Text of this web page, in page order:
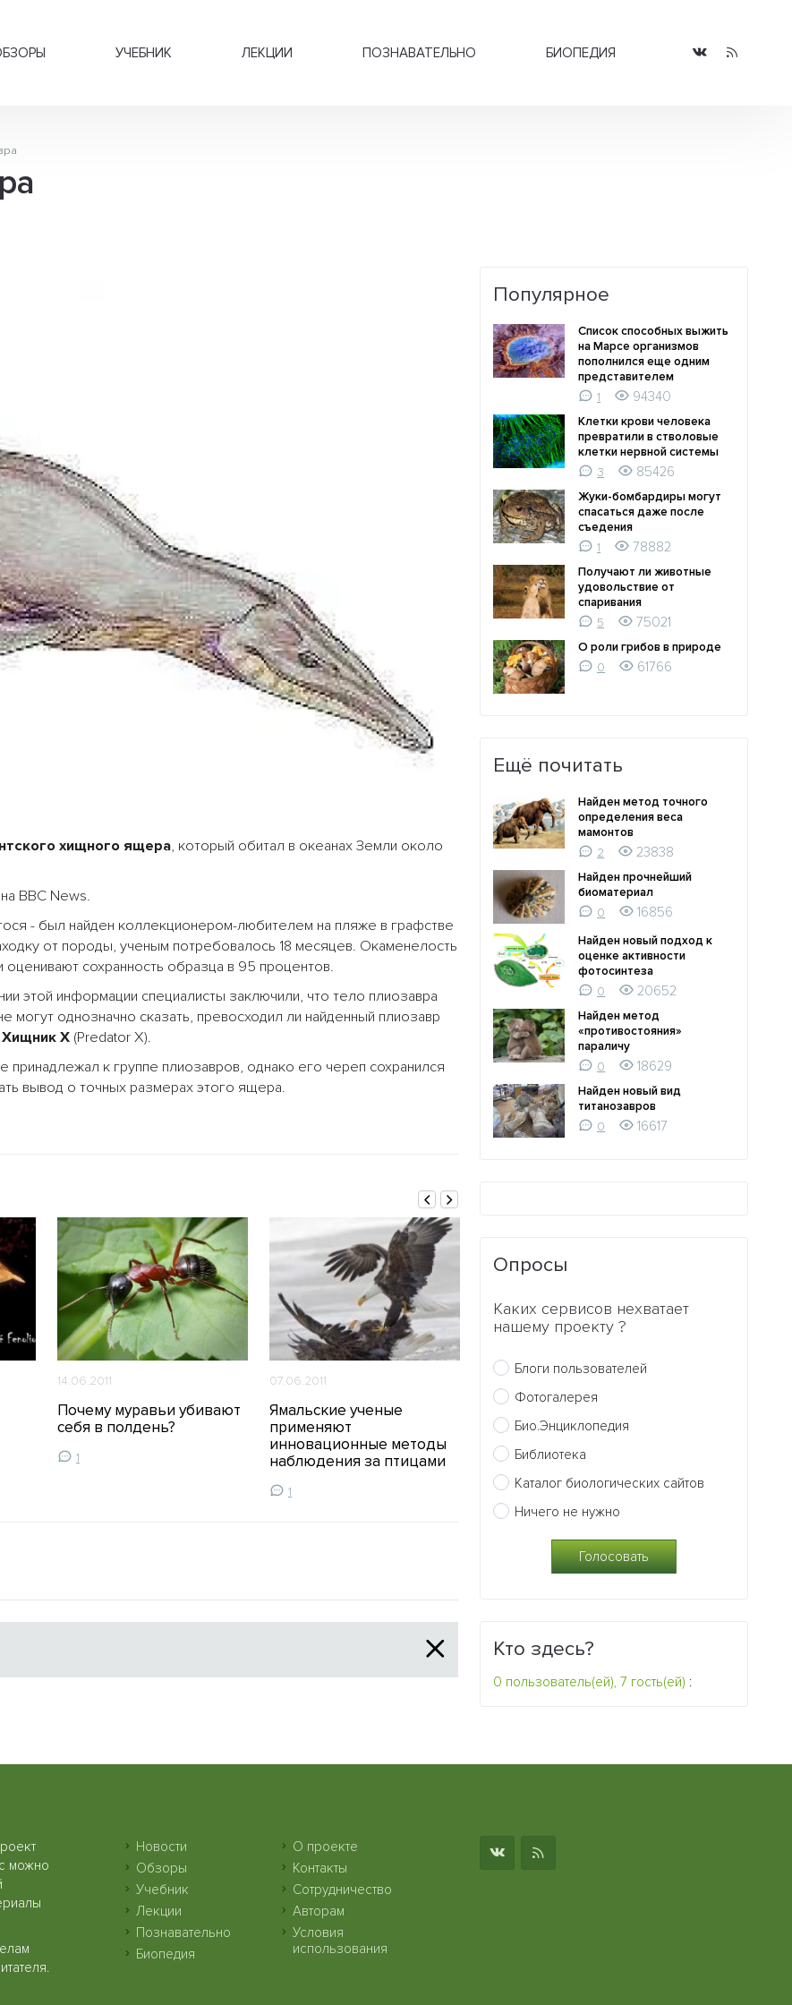
УЧЕБНИК ЛЕКЦИИ ПОЗНАВАТЕЛЬНО БИОПЕДИЯ
хищного ящера, который обитал в океанах Земли около
BBC News.
- был найден коллекционером-любителем на пляже в графстве
от породы, ученым потребовалось 18 месяцев. Окаменелость
сохранность образца в 95 процентов.
этой информации специалисты заключили, что тело плиозавра
могут однозначно сказать, превосходил ли найденный плиозавр
Хищник X (Predator X).
к группе плиозавров, однако его череп сохранился
вывод о точных размерах этого ящера.
14.06.2011
Почему муравьи убивают
себя в полдень?
1
07.06.2011
Ямальские ученые
применяют
инновационные методы
наблюдения за птицами
1
Новый вид таракана
найден в ЮАР
0
Популярное
Список способных выжить
на Марсе организмов
пополнился еще одним
представителем
1
94340
Клетки крови человека
превратили в стволовые
клетки нервной системы
3
85426
Жуки-бомбардиры могут
спасаться даже после
съедения
1
78882
Получают ли животные
удовольствие от
спаривания
5
75021
О роли грибов в природе
0
61766
Ещё почитать
Найден метод точного
определения веса
мамонтов
2
23838
Найден прочнейший
биоматериал
0
16856
Найден новый подход к
оценке активности
фотосинтеза
0
20652
Найден метод
«противостояния»
параличу
0
18629
Найден новый вид
титанозавров
0
16617
Опросы
Каких сервисов нехватает
нашему проекту ?
Блоги пользователей
Фотогалерея
Био.Энциклопедия
Библиотека
Каталог биологических сайтов
Ничего не нужно
Кто здесь?
0 пользователь(ей), 7 гость(ей) :
можно
Новости
Обзоры
Учебник
Лекции
Познавательно
Биопедия
О проекте
Контакты
Сотрудничество
Авторам
Условия
использования